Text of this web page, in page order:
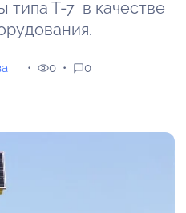
типа Т-7 в качестве
0 0